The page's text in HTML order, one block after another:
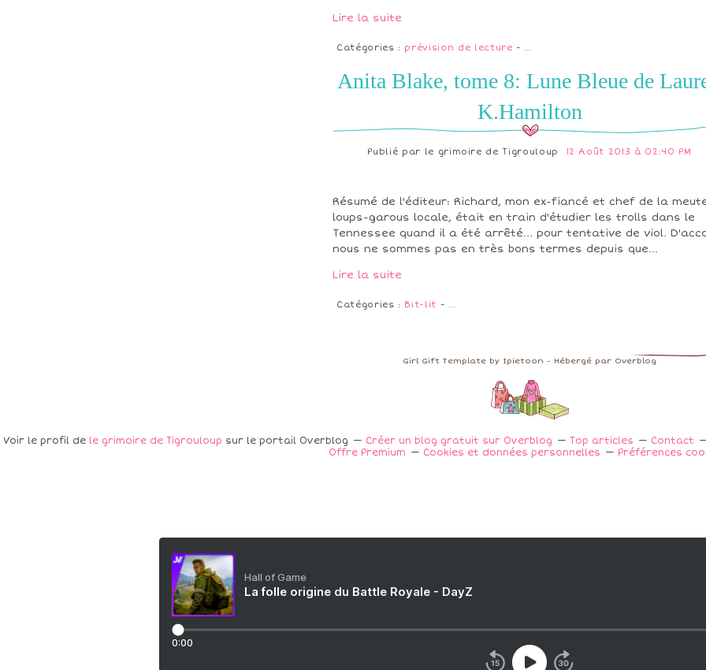
Lire la suite
Catégories : prévision de lecture - …
Anita Blake, tome 8: Lune Bleue de
K.Hamilton
Publié par le grimoire de Tigrouloup 12 Août 2013 à 02:40 PM
Résumé de l'éditeur: Richard, mon ex-fiancé et chef de la
loups-garous locale, était en train d'étudier les trolls dans le
Tennessee quand il a été arrêté... pour tentative de viol.
nous ne sommes pas en très bons termes depuis que...
Lire la suite
Catégories : Bit-lit - …
Girl Gift Template by Ipietoon - Hébergé par Overblog
Voir le profil de le grimoire de Tigrouloup sur le portail Overblog Créer un blog gratuit sur Overblog Top articles
Contact
Offre Premium
Cookies et données personnelles Préférences
Hall of Game
La folle origine du Battle Royale - DayZ
0:00